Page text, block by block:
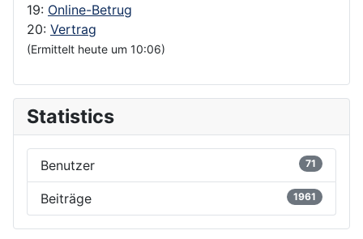
19: Online-Betrug
20: Vertrag
(Ermittelt heute um 10:06)
Statistics
Benutzer 71
Beiträge 1961